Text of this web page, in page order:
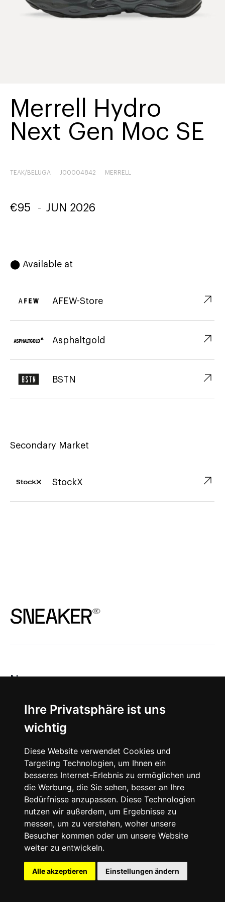
Ihre Privatsphäre ist uns
wichtig
Diese Website verwendet Cookies und
Targeting Technologien, um Ihnen ein
besseres Internet-Erlebnis zu ermöglichen und
die Werbung, die Sie sehen, besser an Ihre
Bedürfnisse anzupassen. Diese Technologien
nutzen wir außerdem, um Ergebnisse zu
messen, um zu verstehen, woher unsere
Besucher kommen oder um unsere Website
weiter zu entwickeln.
Alle akzeptieren Einstellungen ändern
Merrell Hydro
Next Gen Moc SE
TEAK/BELUGA J00004842 MERRELL
€95 - JUN 2026
⬤ Available at
AFEW-Store ↗︎
Asphaltgold ↗︎
BSTN ↗︎
Secondary Market
StockX ↗︎
News
About
Instagram
Facebook
© 2024 SNEAKERᴰᴱ, All rights reserved.
Impressum Datenschutz
Cookie-Einstellungen